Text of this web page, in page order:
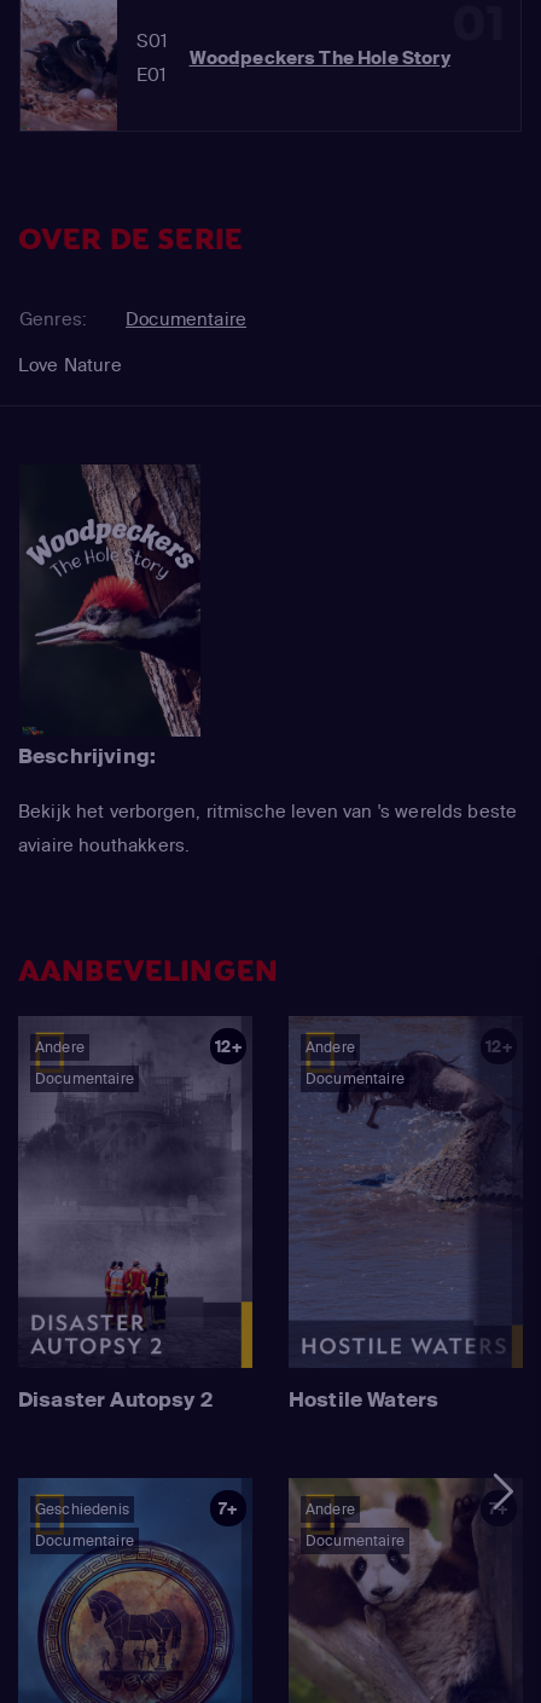
S01
E01
Woodpeckers The Hole Story
OVER DE SERIE
Genres:
Documentaire
Love Nature
Beschrijving:
Bekijk het verborgen, ritmische leven van 's werelds beste
aviaire houthakkers.
AANBEVELINGEN
Andere
Documentaire
12+
Disaster Autopsy 2
Andere
Documentaire
12+
Hostile Waters
Geschiedenis
Documentaire
7+
Andere
Documentaire
7+